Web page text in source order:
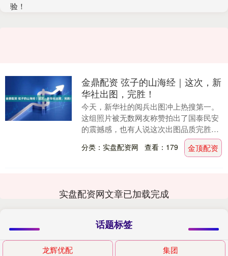
验！
金鼎配资 弦子的山海经｜这次，新
华社出图，完胜！
今天，新华社的阅兵出图冲上热搜第一。
这组照片被无数网友称赞拍出了国泰民安
的震撼感，也有人说这次出图品质完胜法
新社，这就是我们国家摄影队的水平！这
样的对比背后，不....
分类：实盘配资网 查看：179 金顶配资
实盘配资网文章已加载完成
话题标签
龙辉优配 集团